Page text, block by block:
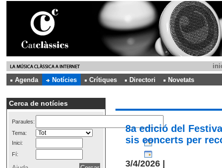
Agenda
Notícies Crítiques Directori Novetats
Cerca de notícies
Paraules:
Tema:
Inici:
Fí:
8a edició del
sis concerts per
3/4/2026 |